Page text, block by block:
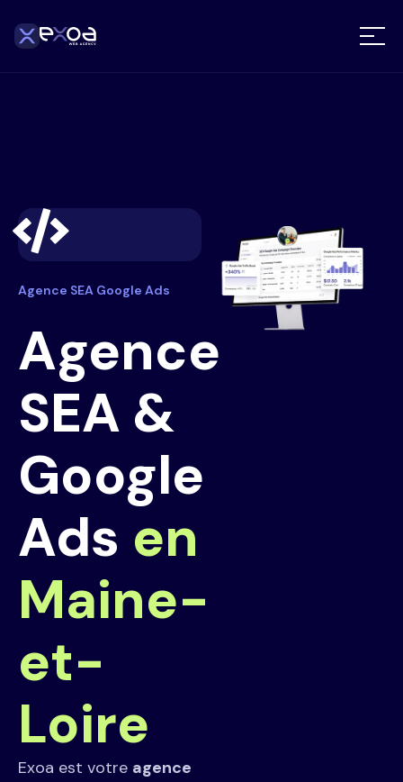
Agence SEA Google Ads
Agence
SEA &
Google
Ads en
Maine-
et-
Loire
Exoa est votre agence